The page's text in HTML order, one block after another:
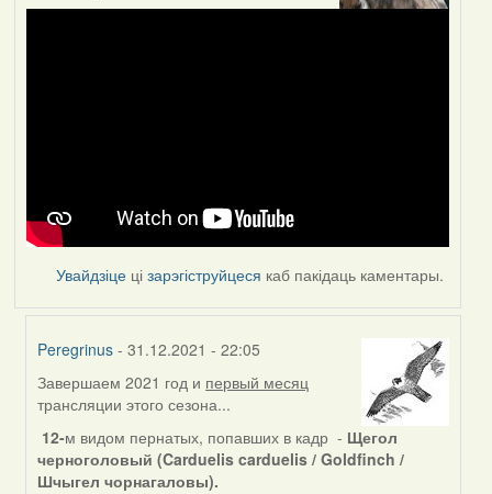
Увайдзіце цізарэгіструйцеся каб пакідаць каментары.
Peregrinus - 31.12.2021 - 22:05
In
reply
to
by
Feather
Завершаем 2021 год и первый месяц
трансляции этого сезона...
12-м видом пернатых, попавших в кадр - Щегол
черноголовый (Carduelis carduelis / Goldfinch /
Шчыгел чорнагаловы).